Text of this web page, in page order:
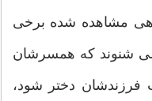
مشاهده شده برخی
شنوند که همسرشان
فرزندشان دختر شود،